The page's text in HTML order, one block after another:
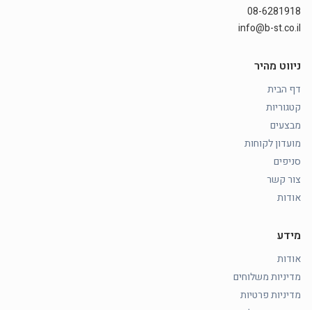
08-6281918
info@b-st.co.il
ניווט מהיר
דף הבית
קטגוריות
מבצעים
מועדון לקוחות
סניפים
צור קשר
אודות
מידע
אודות
מדיניות משלוחים
מדיניות פרטיות